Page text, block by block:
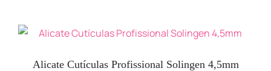
Alicate Cutículas Profissional Solingen 4,5mm